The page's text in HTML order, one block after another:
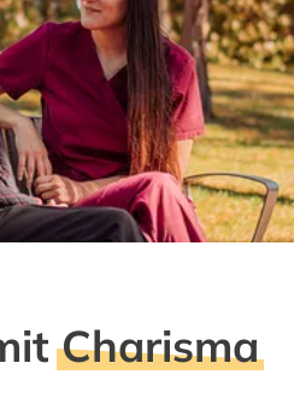
Charisma